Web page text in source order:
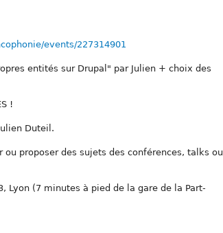
events/227314901
entités sur Drupal" par Julien + choix des
!
Duteil.
proposer des sujets des conférences, talks ou
Lyon (7 minutes à pied de la gare de la Part-